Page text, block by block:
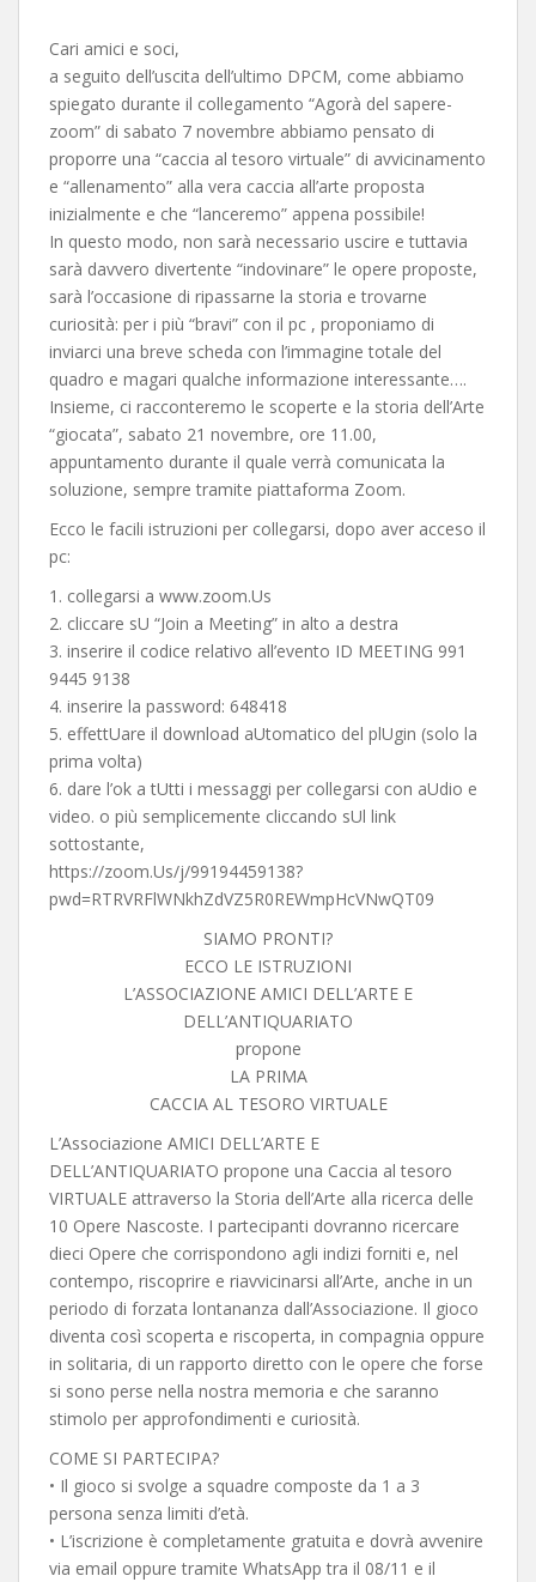
Cari amici e soci,
a seguito dell’uscita dell’ultimo DPCM, come abbiamo
spiegato durante il collegamento “Agorà del sapere-
zoom” di sabato 7 novembre abbiamo pensato di
proporre una “caccia al tesoro virtuale” di avvicinamento
e “allenamento” alla vera caccia all’arte proposta
inizialmente e che “lanceremo” appena possibile!
In questo modo, non sarà necessario uscire e tuttavia
sarà davvero divertente “indovinare” le opere proposte,
sarà l’occasione di ripassarne la storia e trovarne
curiosità: per i più “bravi” con il pc , proponiamo di
inviarci una breve scheda con l’immagine totale del
quadro e magari qualche informazione interessante….
Insieme, ci racconteremo le scoperte e la storia dell’Arte
“giocata”, sabato 21 novembre, ore 11.00,
appuntamento durante il quale verrà comunicata la
soluzione, sempre tramite piattaforma Zoom.
Ecco le facili istruzioni per collegarsi, dopo aver acceso il
pc:
1. collegarsi a www.zoom.Us
2. cliccare sU “Join a Meeting” in alto a destra
3. inserire il codice relativo all’evento ID MEETING 991
9445 9138
4. inserire la password: 648418
5. effettUare il download aUtomatico del plUgin (solo la
prima volta)
6. dare l’ok a tUtti i messaggi per collegarsi con aUdio e
video. o più semplicemente cliccando sUl link
sottostante,
https://zoom.Us/j/99194459138?
pwd=RTRVRFlWNkhZdVZ5R0REWmpHcVNwQT09
SIAMO PRONTI?
ECCO LE ISTRUZIONI
L’ASSOCIAZIONE AMICI DELL’ARTE E
DELL’ANTIQUARIATO
propone
LA PRIMA
CACCIA AL TESORO VIRTUALE
L’Associazione AMICI DELL’ARTE E
DELL’ANTIQUARIATO propone una Caccia al tesoro
VIRTUALE attraverso la Storia dell’Arte alla ricerca delle
10 Opere Nascoste. I partecipanti dovranno ricercare
dieci Opere che corrispondono agli indizi forniti e, nel
contempo, riscoprire e riavvicinarsi all’Arte, anche in un
periodo di forzata lontananza dall’Associazione. Il gioco
diventa così scoperta e riscoperta, in compagnia oppure
in solitaria, di un rapporto diretto con le opere che forse
si sono perse nella nostra memoria e che saranno
stimolo per approfondimenti e curiosità.
COME SI PARTECIPA?
• Il gioco si svolge a squadre composte da 1 a 3
persona senza limiti d’età.
• L’iscrizione è completamente gratuita e dovrà avvenire
via email oppure tramite WhatsApp tra il 08/11 e il